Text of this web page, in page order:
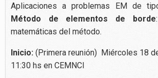
Aplicaciones a problemas EM de
Método de elementos de borde
matemáticas del método.
Inicio: (Primera reunión) Miércoles 18
11:30 hs en CEMNCI